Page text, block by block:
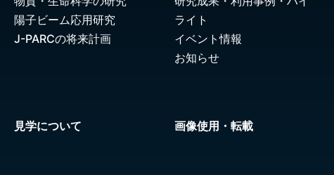
陽子ビーム応用研究
J-PARCの将来計画
ライト
イベント情報
お知らせ
見学について 画像使用・転載